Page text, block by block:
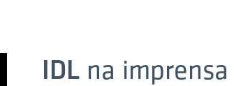
IDL na imprensa